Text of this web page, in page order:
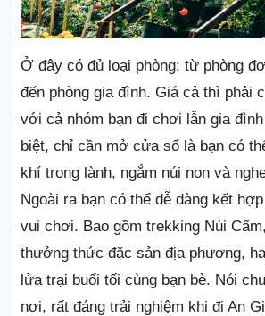
Ở đây có đủ loại phòng: từ phòng
đến phòng gia đình. Giá cả thì phải
với cả nhóm bạn đi chơi lẫn gia
biệt, chỉ cần mở cửa sổ là bạn có
khí trong lành, ngắm núi non và
Ngoài ra bạn có thể dễ dàng kết
vui chơi. Bao gồm trekking Núi
thưởng thức đặc sản địa phương,
lửa trại buổi tối cùng bạn bè. Nói
nơi, rất đáng trải nghiệm khi đi An